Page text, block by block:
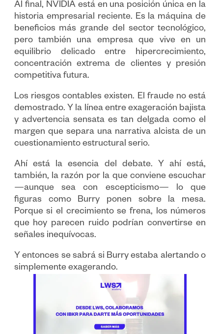
Al final, NVIDIA está en una posición única en la
historia empresarial reciente. Es la máquina de
beneficios más grande del sector tecnológico,
pero también una empresa que vive en un
equilibrio delicado entre hipercrecimiento,
concentración extrema de clientes y presión
competitiva futura.
Los riesgos contables existen. El fraude no está
demostrado. Y la línea entre exageración bajista
y advertencia sensata es tan delgada como el
margen que separa una narrativa alcista de un
cuestionamiento estructural serio.
Ahí está la esencia del debate. Y ahí está,
también, la razón por la que conviene escuchar
—aunque sea con escepticismo— lo que
figuras como Burry ponen sobre la mesa.
Porque si el crecimiento se frena, los números
que hoy parecen ruido podrían convertirse en
señales inequívocas.
Y entonces se sabrá si Burry estaba alertando o
simplemente exagerando.